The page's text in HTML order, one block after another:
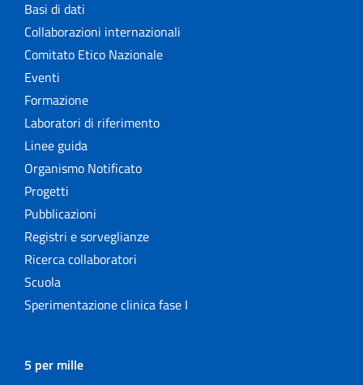
Basi di dati
Collaborazioni internazionali
Comitato Etico Nazionale
Eventi
Formazione
Laboratori di riferimento
Linee guida
Organismo Notificato
Progetti
Pubblicazioni
Registri e sorveglianze
Ricerca collaboratori
Scuola
Sperimentazione clinica fase I
5 per mille